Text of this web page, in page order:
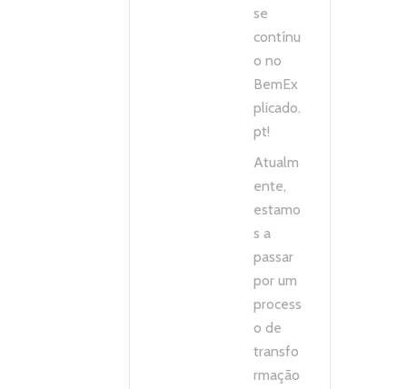
se
contínu
o no
BemEx
plicado.
pt!
Atualm
ente,
estamo
s a
passar
por um
process
o de
transfo
rmação